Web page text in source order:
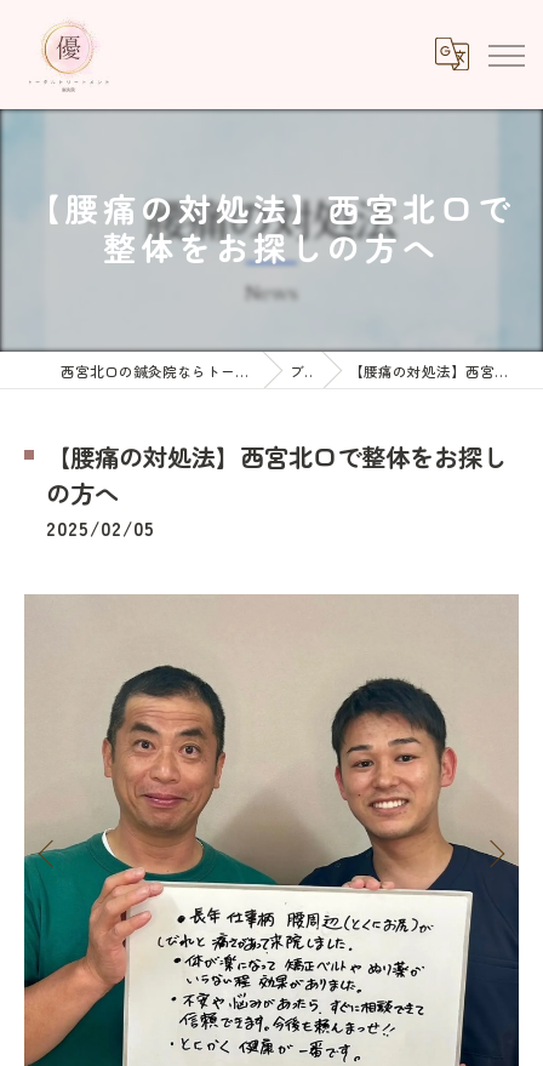
【腰痛の対処法】西宮北口で
整体をお探しの方へ
西宮北口の鍼灸院ならトータルトリートメント優鍼灸院 ブログ 【腰痛の対処法】西宮北口で整体をお探しの方へ
【腰痛の対処法】西宮北口で整体をお探し
の方へ
2025/02/05